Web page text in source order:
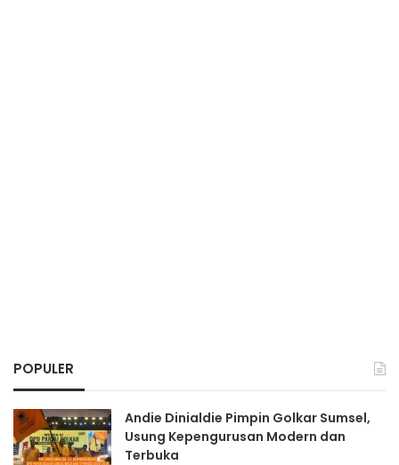
POPULER
Andie Dinialdie Pimpin Golkar Sumsel,
Usung Kepengurusan Modern dan
Terbuka